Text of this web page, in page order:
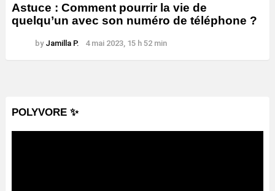
Astuce : Comment pourrir la vie de
quelqu’un avec son numéro de téléphone ?
by Jamilla P. 4 mai 2023, 15 h 52 min
POLYVORE ✨